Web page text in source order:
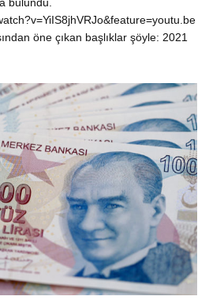
öne çıkan başlıklar şöyle: 2021